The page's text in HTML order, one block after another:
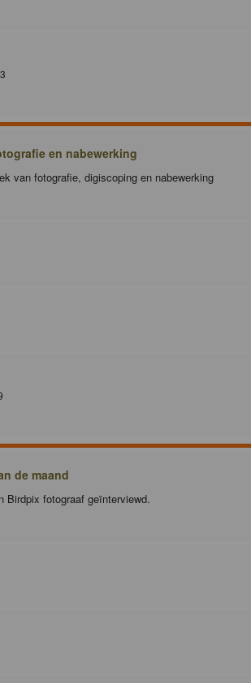
en nabewerking
van fotografie, digiscoping en nabewerking
de maand
Birdpix fotograaf geïnterviewd.